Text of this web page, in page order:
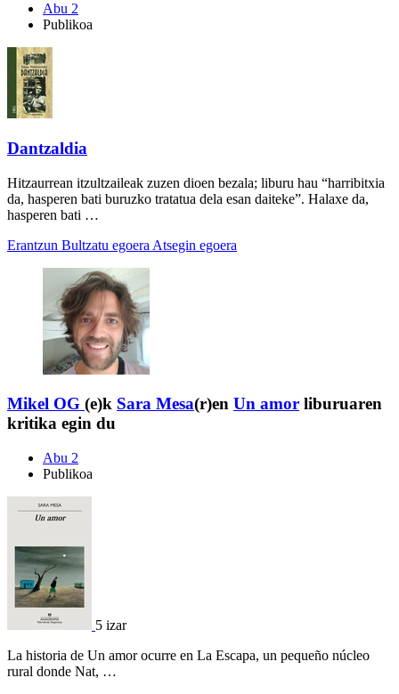
Abu 2
Publikoa
Dantzaldia
Hitzaurrean itzultzaileak zuzen dioen bezala; liburu hau “harribitxia
da, hasperen bati buruzko tratatua dela esan daiteke”. Halaxe da,
hasperen bati …
Erantzun Bultzatu egoera Atsegin egoera
Mikel OG (e)k Sara Mesa(r)en Un amor liburuaren
kritika egin du
Abu 2
Publikoa
5 izar
La historia de Un amor ocurre en La Escapa, un pequeño núcleo
rural donde Nat, …